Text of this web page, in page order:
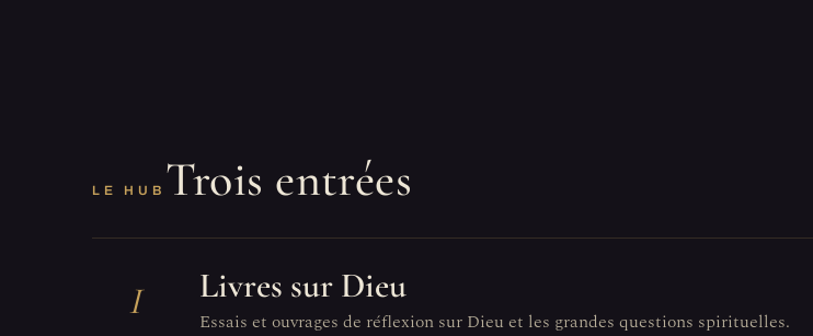
LE HUB Trois entrées
I Livres sur Dieu
Essais et ouvrages de réflexion sur Dieu et les grandes questions spirituelles.